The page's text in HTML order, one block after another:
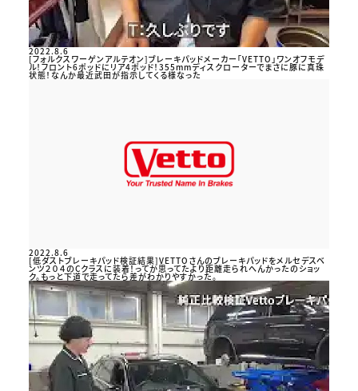
2022.8.6
[フォルクスワーゲンアルテオン]ブレーキパッドメーカー「VETTO」ワンオフモデ
ル！フロント6ポッドにリア4ポッド！355mmディスクローターでまさに豚に真珠
状態！なんか最近武田が指示してくる様なった
2022.8.6
[低ダストブレーキパッド検証結果]VETTOさんのブレーキパッドをメルセデスベ
ンツ２０４のCクラスに装着！ってか思ってたより距離走られへんかったのショッ
ク。もっと下道で走ってたら差がわかりやすかった。